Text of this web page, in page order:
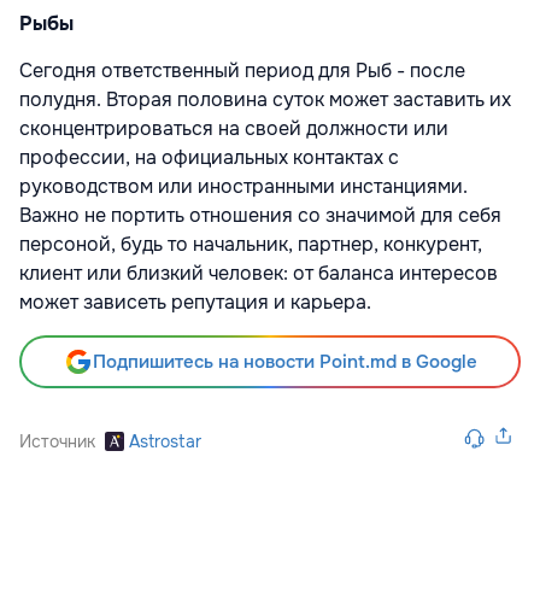
Рыбы
Сегодня ответственный период для Рыб - после
полудня. Вторая половина суток может заставить их
сконцентрироваться на своей должности или
профессии, на официальных контактах с
руководством или иностранными инстанциями.
Важно не портить отношения со значимой для себя
персоной, будь то начальник, партнер, конкурент,
клиент или близкий человек: от баланса интересов
может зависеть репутация и карьера.
Подпишитесь на новости Point.md в Google
Источник Astrostar